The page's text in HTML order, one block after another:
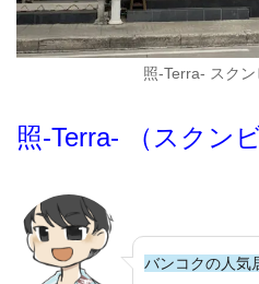
照-Terra- スク
照-Terra- （スクン
バンコクの人気